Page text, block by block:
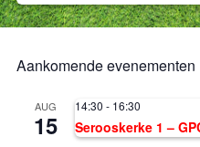
Aankomende evenementen
AUG
15
14:30 - 16:30
Serooskerke 1 –